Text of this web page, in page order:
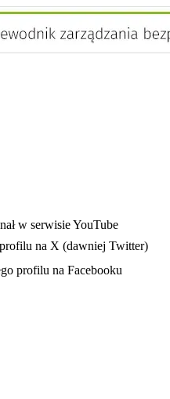
karcie
w serwisie YouTube
na X (dawniej Twitter)
karcie
profilu na Facebooku